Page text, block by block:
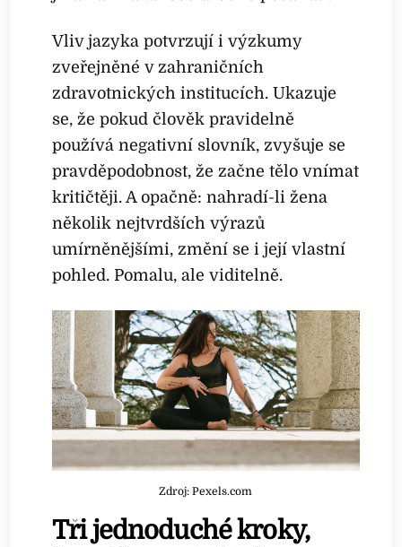
Vliv jazyka potvrzují i výzkumy
zveřejněné v zahraničních
zdravotnických institucích. Ukazuje
se, že pokud člověk pravidelně
používá negativní slovník, zvyšuje se
pravděpodobnost, že začne tělo vnímat
kritičtěji. A opačně: nahradí-li žena
několik nejtvrdších výrazů
umírněnějšími, změní se i její vlastní
pohled. Pomalu, ale viditelně.
Zdroj: Pexels.com
Tři jednoduché kroky,